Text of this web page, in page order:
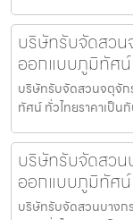
บริษัทรับจัดสว
ออกแบบภูมิทัศน์
บริษัทรับจัดสวนจตุจั
ทัศน์ ทั่วไทยราคาเป็น
บริษัทรับจัดสวน
ออกแบบภูมิทัศน์
บริษัทรับจัดสวนบาง